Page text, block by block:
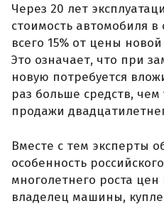
Через 20 лет
стоимость автомобиля в
всего 15% от цены
Это означает, что при
новую потребуется
раз больше средств, чем
продажи
Вместе с тем эксперты
особенность
многолетнего роста
владелец машины,